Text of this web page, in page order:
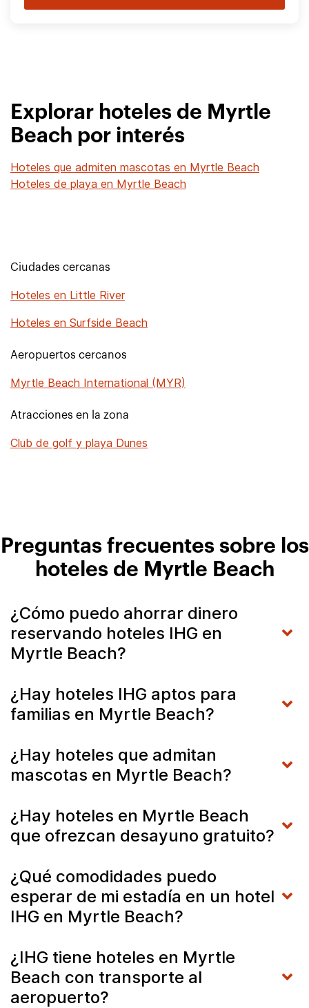
Explorar hoteles de Myrtle
Beach por interés
Hoteles que admiten mascotas en Myrtle Beach
Hoteles de playa en Myrtle Beach
Ciudades cercanas
Hoteles en Little River
Hoteles en Surfside Beach
Aeropuertos cercanos
Myrtle Beach International (MYR)
Atracciones en la zona
Club de golf y playa Dunes
Preguntas frecuentes sobre los
hoteles de Myrtle Beach
¿Cómo puedo ahorrar dinero
reservando hoteles IHG en
Myrtle Beach?
¿Hay hoteles IHG aptos para
familias en Myrtle Beach?
¿Hay hoteles que admitan
mascotas en Myrtle Beach?
¿Hay hoteles en Myrtle Beach
que ofrezcan desayuno gratuito?
¿Qué comodidades puedo
esperar de mi estadía en un hotel
IHG en Myrtle Beach?
¿IHG tiene hoteles en Myrtle
Beach con transporte al
aeropuerto?